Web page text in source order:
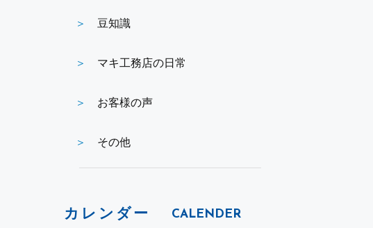
豆知識
マキ工務店の日常
お客様の声
その他
カレンダー CALENDER